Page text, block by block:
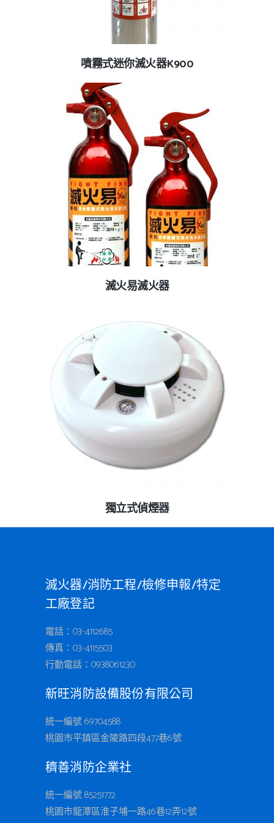
查看內容
噴霧式迷你滅火器K900
查看內容
滅火易滅火器
查看內容
獨立式偵煙器
滅火器/消防工程/檢修申報/特定
工廠登記
電話：03-4112685
傳真：03-4115503
行動電話： 0938061230
新旺消防設備股份有限公司
統一編號 69704588
桃園市平鎮區金陵路四段477巷6號
穧善消防企業社
統一編號 85251772
桃園市龍潭區淮子埔一路46巷12弄12號